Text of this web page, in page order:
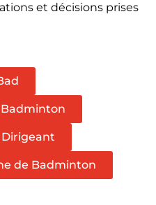
et décisions prises
de Badminton